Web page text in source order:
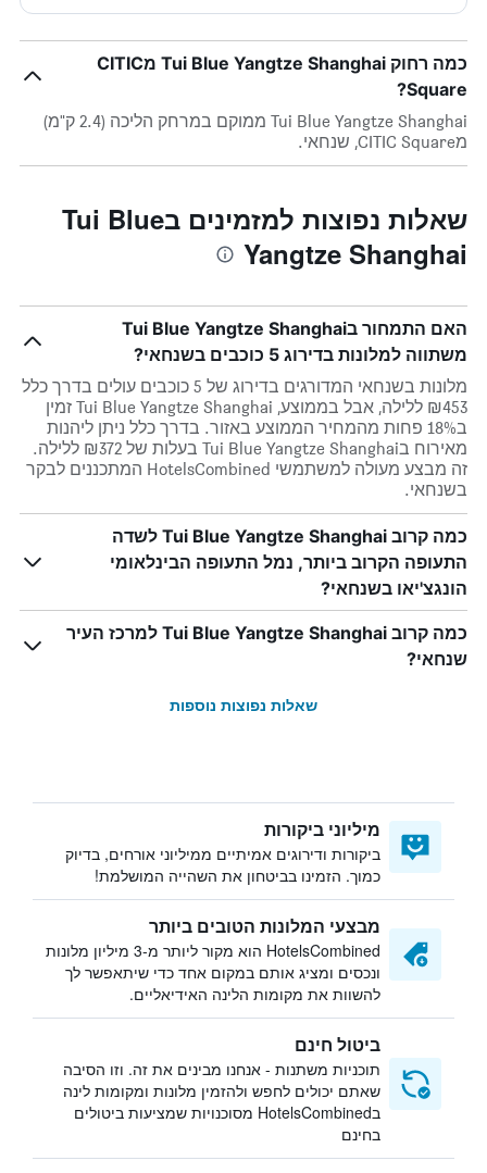
כמה רחוק Tui Blue Yangtze Shanghai מCITIC
Square?
Tui Blue Yangtze Shanghai ממוקם במרחק הליכה (2.4 ק"מ)
מCITIC Square, שנחאי.
שאלות נפוצות למזמינים בTui Blue
Yangtze Shanghai
האם התמחור בTui Blue Yangtze Shanghai
משתווה למלונות בדירוג 5 כוכבים בשנחאי?
מלונות בשנחאי המדורגים בדירוג של 5 כוכבים עולים בדרך כלל
₪453 ללילה, אבל בממוצע, Tui Blue Yangtze Shanghai זמין
ב18% פחות מהמחיר הממוצע באזור. בדרך כלל ניתן ליהנות
מאירוח בTui Blue Yangtze Shanghai בעלות של ₪372 ללילה.
זה מבצע מעולה למשתמשי HotelsCombined המתכננים לבקר
בשנחאי.
כמה קרוב Tui Blue Yangtze Shanghai לשדה
התעופה הקרוב ביותר, נמל התעופה הבינלאומי
הונגצ'יאו בשנחאי?
כמה קרוב Tui Blue Yangtze Shanghai למרכז העיר
שנחאי?
שאלות נפוצות נוספות
מיליוני ביקורות
ביקורות ודירוגים אמיתיים ממיליוני אורחים, בדיוק
כמוך. הזמינו בביטחון את השהייה המושלמת!
מבצעי המלונות הטובים ביותר
HotelsCombined הוא מקור ליותר מ-3 מיליון מלונות
ונכסים ומציג אותם במקום אחד כדי שיתאפשר לך
להשוות את מקומות הלינה האידיאליים.
ביטול חינם
תוכניות משתנות - אנחנו מבינים את זה. וזו הסיבה
שאתם יכולים לחפש ולהזמין מלונות ומקומות לינה
בHotelsCombined מסוכנויות שמציעות ביטולים
בחינם